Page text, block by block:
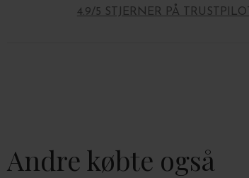
4.9/5 STJERNER PÅ TRUSTPILOT
Andre købte også